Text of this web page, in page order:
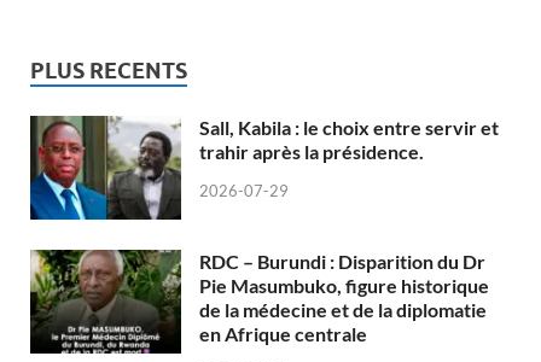
PLUS RECENTS
Sall, Kabila : le choix entre servir et
trahir après la présidence.
2026-07-29
RDC – Burundi : Disparition du Dr
Pie Masumbuko, figure historique
de la médecine et de la diplomatie
en Afrique centrale